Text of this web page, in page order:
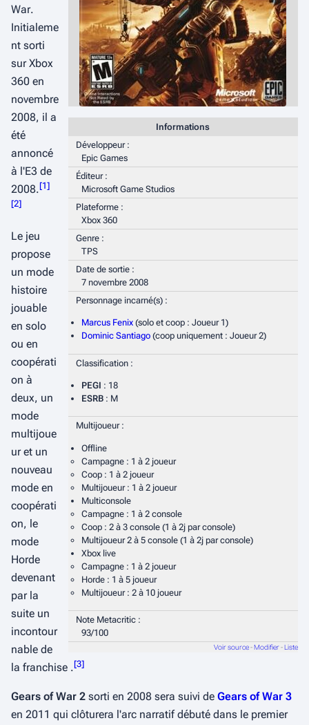
Informations
Développeur :
Epic Games
Éditeur :
Microsoft Game Studios
Plateforme :
Xbox 360
Genre :
TPS
Date de sortie :
7 novembre 2008
Personnage incarné(s) :
Marcus Fenix(solo et coop : Joueur 1)
Dominic Santiago(coop uniquement : Joueur 2)
Classification :
PEGI : 18
ESRB: M
Multijoueur :
Offline
Campagne : 1 à 2 joueur
Coop : 1 à 2 joueur
Multijoueur : 1 à 2 joueur
Multiconsole
Campagne : 1 à 2 console
Coop : 2 à 3 console (1 à 2j par console)
Multijoueur 2 à 5 console (1 à 2j par console)
Xbox live
Campagne : 1 à 2 joueur
Horde : 1 à 5 joueur
Multijoueur : 2 à 10 joueur
Note Metacritic :
93/100
Voir source-Modifier-Liste
War.
Initialeme
nt sorti
sur Xbox
360 en
novembre
2008, il a
été
annoncé
à l'E3 de
2008.[1]
[2]
Le jeu
propose
un mode
histoire
jouable
en solo
ou en
coopérati
on à
deux, un
mode
multijoue
ur et un
nouveau
mode en
coopérati
on, le
mode
Horde
devenant
par la
suite un
incontour
nable de
la franchise .[3]
Gears of War 2 sorti en 2008 sera suivi de Gears of War 3
en 2011 qui clôturera l'arc narratif débuté dans le premier